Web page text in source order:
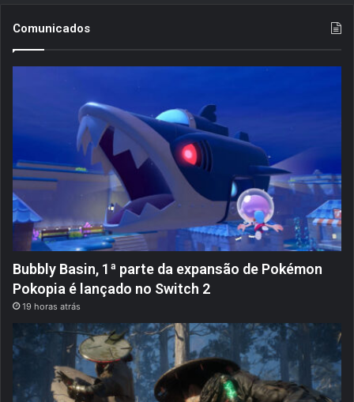
Comunicados
Bubbly Basin, 1ª parte da expansão de Pokémon
Pokopia é lançado no Switch 2
19 horas atrás